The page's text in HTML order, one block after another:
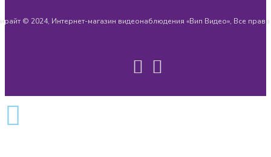
© 2024, Интернет-магазин видеонаблюдения «Вип Видео», Все